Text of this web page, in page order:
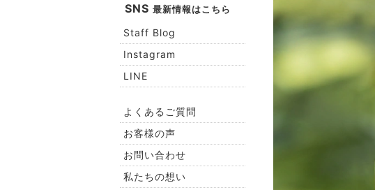
SNS 最新情報はこちら
Staff Blog
Instagram
LINE
よくあるご質問
お客様の声
お問い合わせ
私たちの想い